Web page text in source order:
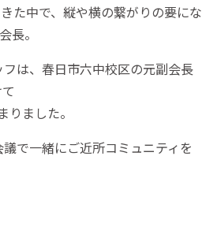
た中で、縦や横の繋がりの要にな
長。
は、春日市六中校区の元副会長
ました。
で一緒にご近所コミュニティを